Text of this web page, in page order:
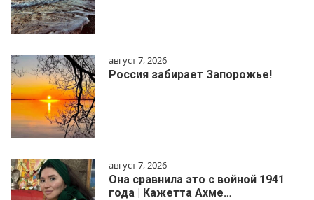
август 7, 2026
Россия забирает Запорожье!
август 7, 2026
Она сравнила это с войной 1941
года | Кажетта Ахме…